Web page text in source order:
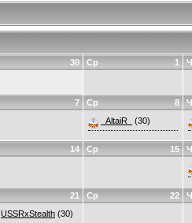
30 1
Ср
7 8
Ср
_AltaiR_
(30)
14 15
Ср
21
USSRxStealth (30)
22
Ср